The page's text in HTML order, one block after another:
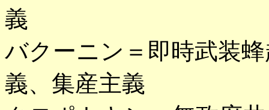
義
バクーニン＝即時武装
義、集産主義